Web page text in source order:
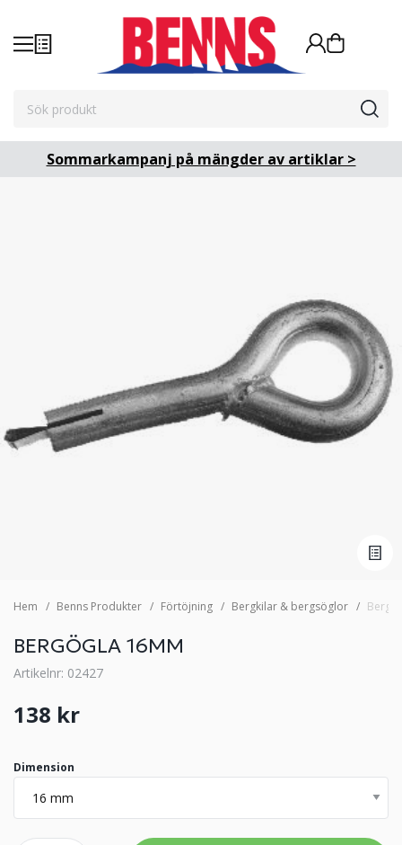
Sommarkampanj på mängder av artiklar >
Hem Benns Produkter Förtöjning Bergkilar & bergsöglor
BERGÖGLA 16MM
Artikelnr: 02427
138 kr
Dimension